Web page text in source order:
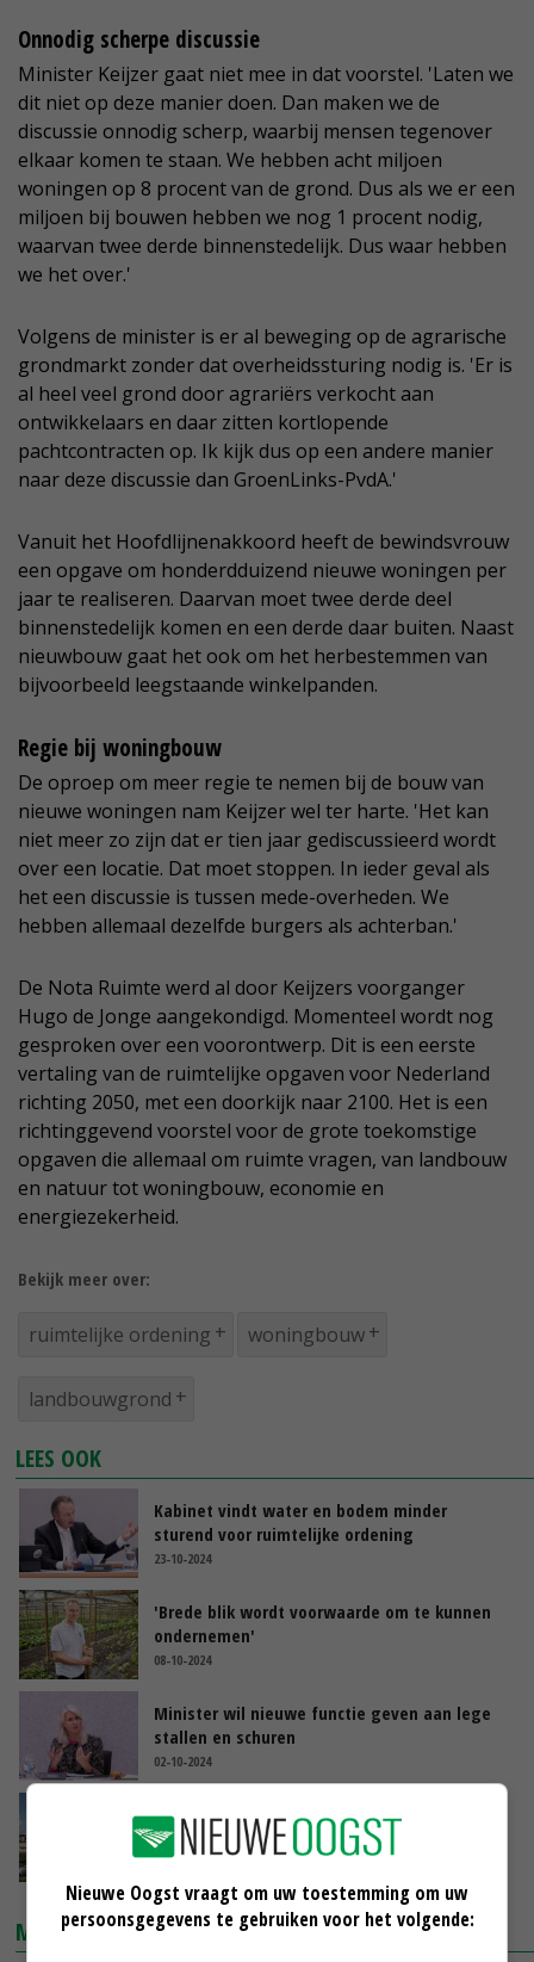
Onnodig scherpe discussie
Minister Keijzer gaat niet mee in dat voorstel. 'Laten we
dit niet op deze manier doen. Dan maken we de
discussie onnodig scherp, waarbij mensen tegenover
elkaar komen te staan. We hebben acht miljoen
woningen op 8 procent van de grond. Dus als we er een
miljoen bij bouwen hebben we nog 1 procent nodig,
waarvan twee derde binnenstedelijk. Dus waar hebben
we het over.'
Volgens de minister is er al beweging op de agrarische
grondmarkt zonder dat overheidssturing nodig is. 'Er is
al heel veel grond door agrariërs verkocht aan
ontwikkelaars en daar zitten kortlopende
pachtcontracten op. Ik kijk dus op een andere manier
naar deze discussie dan GroenLinks-PvdA.'
Vanuit het Hoofdlijnenakkoord heeft de bewindsvrouw
een opgave om honderdduizend nieuwe woningen per
jaar te realiseren. Daarvan moet twee derde deel
binnenstedelijk komen en een derde daar buiten. Naast
nieuwbouw gaat het ook om het herbestemmen van
bijvoorbeeld leegstaande winkelpanden.
Regie bij woningbouw
De oproep om meer regie te nemen bij de bouw van
nieuwe woningen nam Keijzer wel ter harte. 'Het kan
niet meer zo zijn dat er tien jaar gediscussieerd wordt
over een locatie. Dat moet stoppen. In ieder geval als
het een discussie is tussen mede-overheden. We
hebben allemaal dezelfde burgers als achterban.'
De Nota Ruimte werd al door Keijzers voorganger
Hugo de Jonge aangekondigd. Momenteel wordt nog
gesproken over een voorontwerp. Dit is een eerste
vertaling van de ruimtelijke opgaven voor Nederland
richting 2050, met een doorkijk naar 2100. Het is een
richtinggevend voorstel voor de grote toekomstige
opgaven die allemaal om ruimte vragen, van landbouw
en natuur tot woningbouw, economie en
energiezekerheid.
Bekijk meer over:
ruimtelijke ordening woningbouw
landbouwgrond
LEES OOK
Kabinet vindt water en bodem minder
sturend voor ruimtelijke ordening
23-10-2024
'Brede blik wordt voorwaarde om te kunnen
ondernemen'
08-10-2024
Minister wil nieuwe functie geven aan lege
stallen en schuren
02-10-2024
Stikstof houdt woningbouw niet tegen: 'Niet
het grootste probleem'
27-09-2024
MARKTPRIJZEN
Nieuwe Oogst vraagt om uw toestemming om uw
persoonsgegevens te gebruiken voor het volgende: